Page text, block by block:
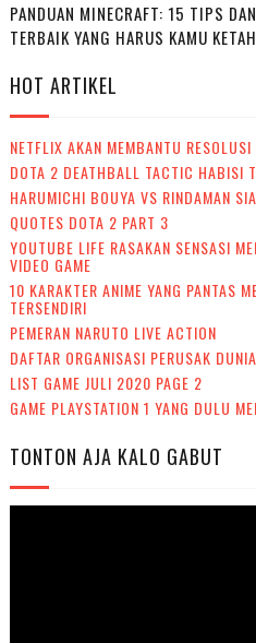
PANDUAN MINECRAFT: 15 TIPS
TERBAIK YANG HARUS KAMU
HOT ARTIKEL
NETFLIX AKAN MEMBANTU
DOTA 2 DEATHBALL TACTIC HABISI
HARUMICHI BOUYA VS RINDAMAN
QUOTES DOTA 2 PART 3
YOUTUBE LIFE RASAKAN SENSASI
VIDEO GAME
10 KARAKTER ANIME YANG PANTAS
TERSENDIRI
PEMERAN NARUTO LIVE ACTION
DAFTAR ORGANISASI PERUSAK
LIST GAME JULI 2020 PAGE 2
GAME PLAYSTATION 1 YANG DULU
TONTON AJA KALO GABUT